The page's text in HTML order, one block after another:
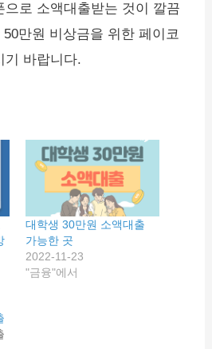
으로 소액대출받는 것이 깔끔
만원 비상금을 위한 페이코
기 바랍니다.
대학생 30만원 소액대출
가능한 곳
2022-11-23
"금융"에서